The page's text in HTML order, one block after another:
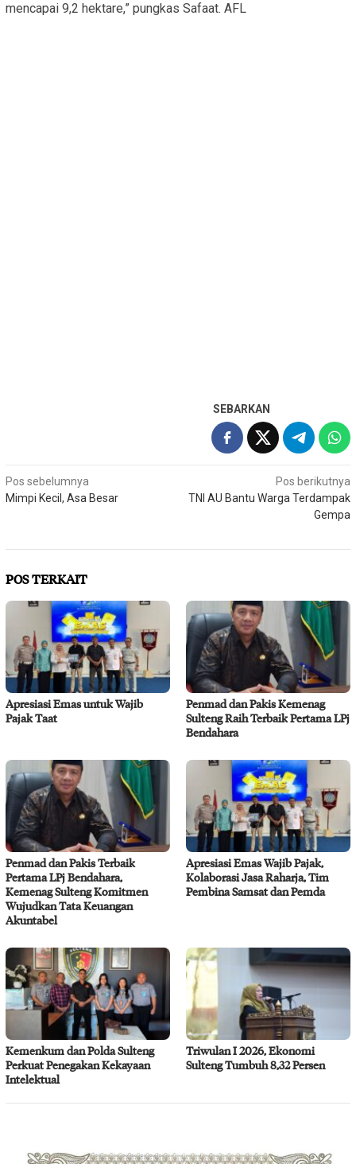
mencapai 9,2 hektare,” pungkas Safaat. AFL
SEBARKAN
Navigasi
pos
Pos sebelumnya
Mimpi Kecil, Asa Besar
Pos berikutnya
TNI AU Bantu Warga Terdampak
Gempa
POS TERKAIT
Apresiasi Emas untuk Wajib
Pajak Taat
Penmad dan Pakis Kemenag
Sulteng Raih Terbaik Pertama LPj
Bendahara
Penmad dan Pakis Terbaik
Pertama LPj Bendahara,
Kemenag Sulteng Komitmen
Wujudkan Tata Keuangan
Akuntabel
Apresiasi Emas Wajib Pajak,
Kolaborasi Jasa Raharja, Tim
Pembina Samsat dan Pemda
Kemenkum dan Polda Sulteng
Perkuat Penegakan Kekayaan
Intelektual
Triwulan I 2026, Ekonomi
Sulteng Tumbuh 8,32 Persen